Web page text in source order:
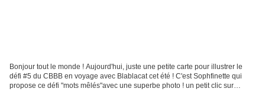
Bonjour tout le monde ! Aujourd'hui, juste une petite carte pour illustrer le
défi #5 du CBBB en voyage avec Blablacat cet été ! C'est Sophfinette qui
propose ce défi "mots mêlés"avec une superbe photo ! un petit clic sur